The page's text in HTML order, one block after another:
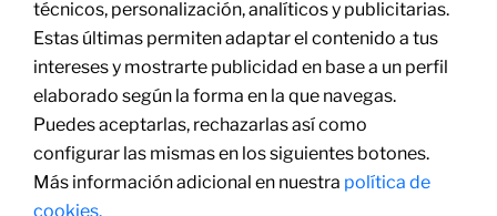
sulfuro
125 × 125 cm
técnicos, personalización, analíticos y publicitarias.
Estas últimas permiten adaptar el contenido a tus
intereses y mostrarte publicidad en base a un perfil
elaborado según la forma en la que navegas.
Puedes aceptarlas, rechazarlas así como
configurar las mismas en los siguientes botones.
Más información adicional en nuestra política de
cookies.